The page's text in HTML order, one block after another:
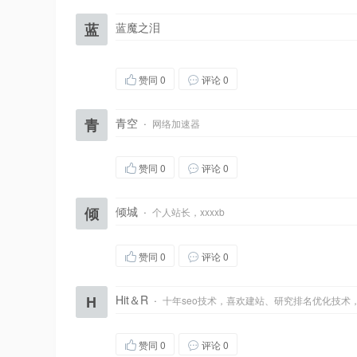
蓝 蓝魔之泪
赞同 0 评论 0
青 青空 · 网络加速器
赞同 0 评论 0
倾 倾城 · 个人站长，xxxxb
赞同 0 评论 0
H Hit＆R · 十年seo技术，喜欢建站、研究排名优化技术
赞同 0 评论 0